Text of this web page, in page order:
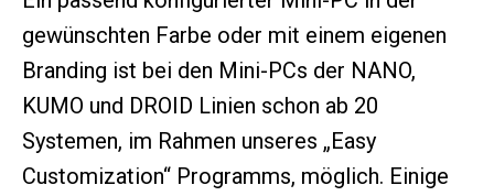
gewünschten Farbe oder mit einem eigenen
Branding ist bei den Mini-PCs der NANO,
KUMO und DROID Linien schon ab 20
Systemen, im Rahmen unseres „Easy
Customization“ Programms, möglich. Einige